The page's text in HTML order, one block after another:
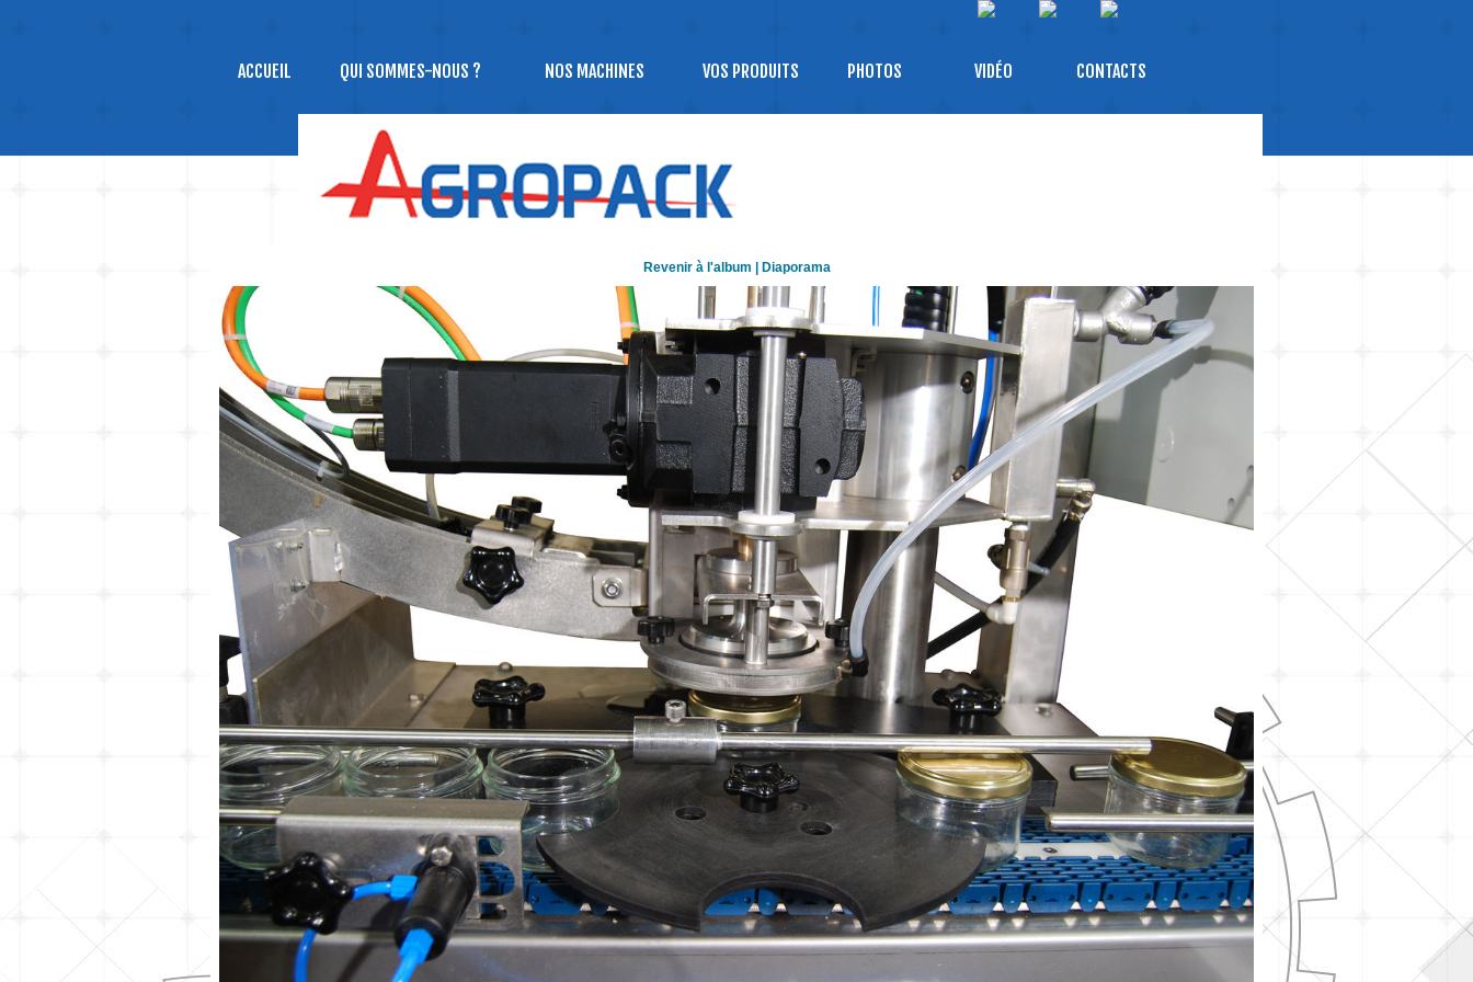
ACCUEIL QUI SOMMES-NOUS ? NOS MACHINES VOS PRODUITS PHOTOS VIDÉO CONTACTS
Revenir à l'album Diaporama